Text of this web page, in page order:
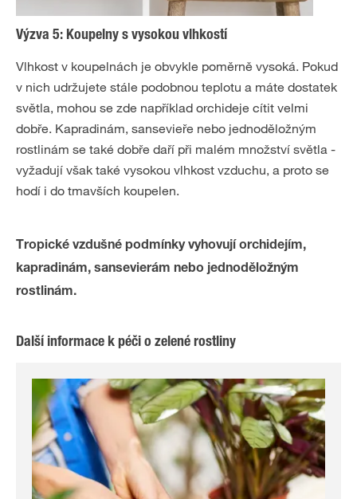
Výzva 5: Koupelny s vysokou vlhkostí
Vlhkost v koupelnách je obvykle poměrně vysoká. Pokud
v nich udržujete stále podobnou teplotu a máte dostatek
světla, mohou se zde například orchideje cítit velmi
dobře. Kapradinám, sansevieře nebo jednoděložným
rostlinám se také dobře daří při malém množství světla -
vyžadují však také vysokou vlhkost vzduchu, a proto se
hodí i do tmavších koupelen.
Tropické vzdušné podmínky vyhovují orchidejím,
kapradinám, sansevierám nebo jednoděložným
rostlinám.
Další informace k péči o zelené rostliny